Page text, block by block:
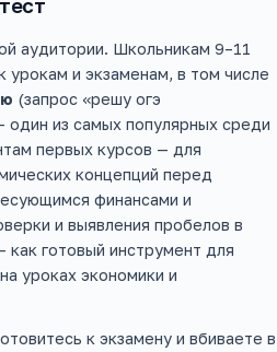
аудитории. Школьникам 9–11
урокам и экзаменам, в том числе
(запрос «решу огэ
один из самых популярных среди
первых курсов — для
концепций перед
финансами и
и выявления пробелов в
готовый инструмент для
уроках экономики и
к экзамену и вбиваете в